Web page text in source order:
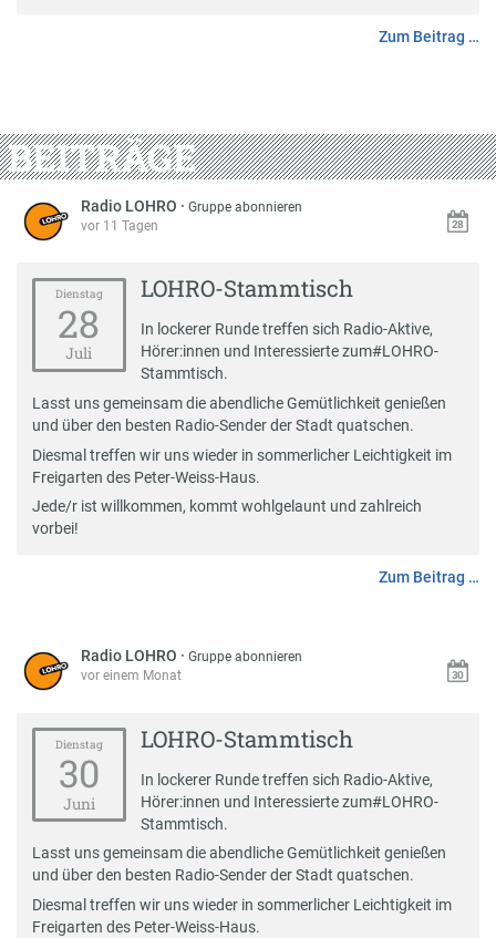
Zum Beitrag …
BEITRÄGE
Radio LOHRO ·Gruppe abonnieren
vor 11 Tagen
Dienstag
28
Juli
LOHRO-Stammtisch
In lockerer Runde treffen sich Radio-Aktive,
Hörer:innen und Interessierte zum#LOHRO-
Stammtisch.
Lasst uns gemeinsam die abendliche Gemütlichkeit genießen
und über den besten Radio-Sender der Stadt quatschen.
Diesmal treffen wir uns wieder in sommerlicher Leichtigkeit im
Freigarten des Peter-Weiss-Haus.
Jede/r ist willkommen, kommt wohlgelaunt und zahlreich
vorbei!
Zum Beitrag …
Radio LOHRO ·Gruppe abonnieren
vor einem Monat
Dienstag
30
Juni
LOHRO-Stammtisch
In lockerer Runde treffen sich Radio-Aktive,
Hörer:innen und Interessierte zum#LOHRO-
Stammtisch.
Lasst uns gemeinsam die abendliche Gemütlichkeit genießen
und über den besten Radio-Sender der Stadt quatschen.
Diesmal treffen wir uns wieder in sommerlicher Leichtigkeit im
Freigarten des Peter-Weiss-Haus.